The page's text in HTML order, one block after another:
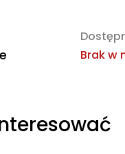
Brak w